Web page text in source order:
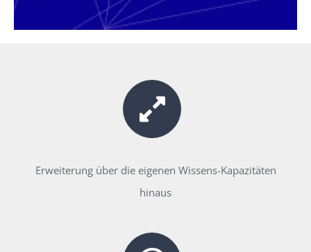
Erweiterung über die eigenen Wissens-Kapazitäten
hinaus